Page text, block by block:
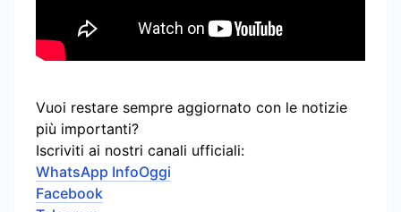
Vuoi restare sempre aggiornato con le notizie
più importanti?
Iscriviti ai nostri canali ufficiali:
WhatsApp InfoOggi
Facebook